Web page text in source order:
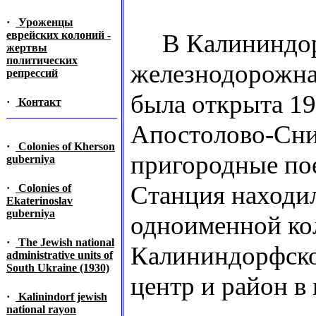
·
Уроженцы
еврейских колоний -
жертвы
политических
репрессий
· Контакт
·
Colonies of Kherson
guberniya
·
Colonies of
Ekaterinoslav
guberniya
·
The Jewish national
administrative units of
South Ukraine (1930)
·
Kalinindorf jewish
national rayon
В
была открыта
Апостолово-
пригородные
Станция
одноименной
центр и район